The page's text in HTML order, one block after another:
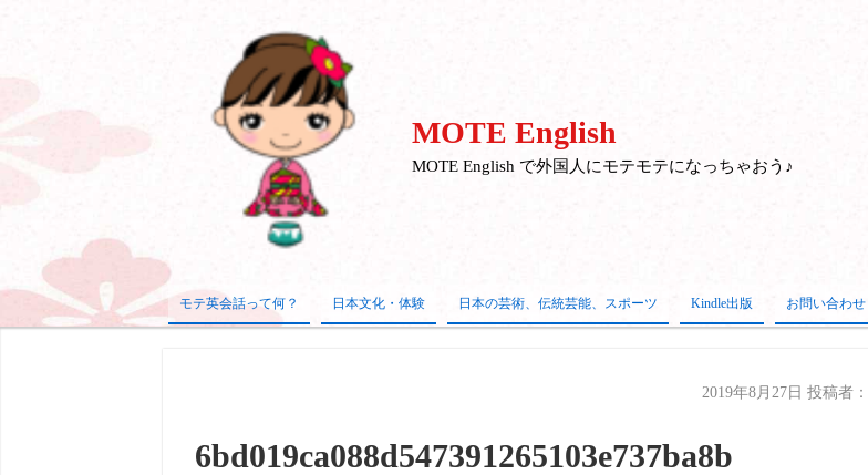
MOTE English
MOTE English で外国人にモテモテになっちゃおう♪
モテ英会話って何？ 日本文化・体験 日本の芸術、伝統芸能、スポーツ Kindle出版 お問い合わせ
2019年8月27日 投稿者：
6bd019ca088d547391265103e737ba8b